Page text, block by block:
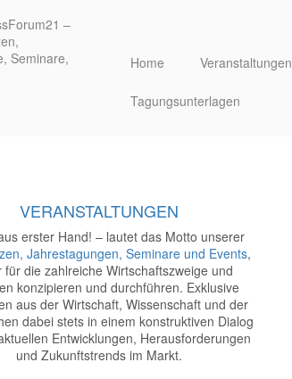
Home Veranstaltungen
Tagungsunterlagen
VERANSTALTUNGEN
erster Hand! – lautet das Motto unserer
Jahrestagungen, Seminare und Events,
für die zahlreiche Wirtschaftszweige und
konzipieren und durchführen. Exklusive
aus der Wirtschaft, Wissenschaft und der
dabei stets in einem konstruktiven Dialog
Entwicklungen, Herausforderungen
und Zukunftstrends im Markt.